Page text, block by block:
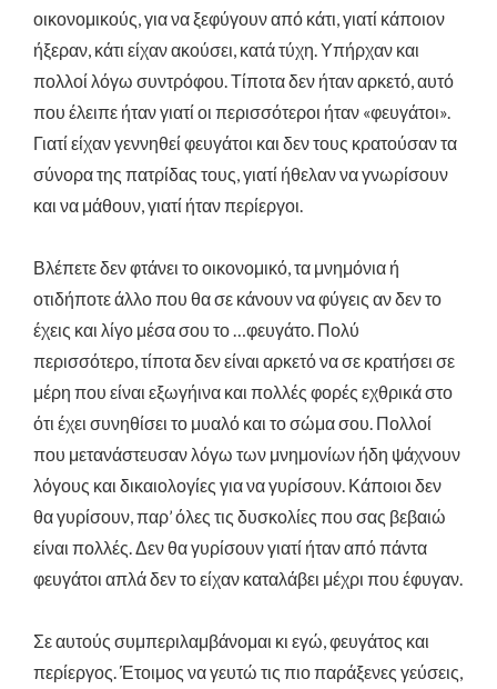
οικονομικούς, για να ξεφύγουν από κάτι, γιατί κάποιον
ήξεραν, κάτι είχαν ακούσει, κατά τύχη. Υπήρχαν και
πολλοί λόγω συντρόφου. Τίποτα δεν ήταν αρκετό, αυτό
που έλειπε ήταν γιατί οι περισσότεροι ήταν «φευγάτοι».
Γιατί είχαν γεννηθεί φευγάτοι και δεν τους κρατούσαν τα
σύνορα της πατρίδας τους, γιατί ήθελαν να γνωρίσουν
και να μάθουν, γιατί ήταν περίεργοι.
Βλέπετε δεν φτάνει το οικονομικό, τα μνημόνια ή
οτιδήποτε άλλο που θα σε κάνουν να φύγεις αν δεν το
έχεις και λίγο μέσα σου το …φευγάτο. Πολύ
περισσότερο, τίποτα δεν είναι αρκετό να σε κρατήσει σε
μέρη που είναι εξωγήινα και πολλές φορές εχθρικά στο
ότι έχει συνηθίσει το μυαλό και το σώμα σου. Πολλοί
που μετανάστευσαν λόγω των μνημονίων ήδη ψάχνουν
λόγους και δικαιολογίες για να γυρίσουν. Κάποιοι δεν
θα γυρίσουν, παρ’ όλες τις δυσκολίες που σας βεβαιώ
είναι πολλές. Δεν θα γυρίσουν γιατί ήταν από πάντα
φευγάτοι απλά δεν το είχαν καταλάβει μέχρι που έφυγαν.
Σε αυτούς συμπεριλαμβάνομαι κι εγώ, φευγάτος και
περίεργος. Έτοιμος να γευτώ τις πιο παράξενες γεύσεις,